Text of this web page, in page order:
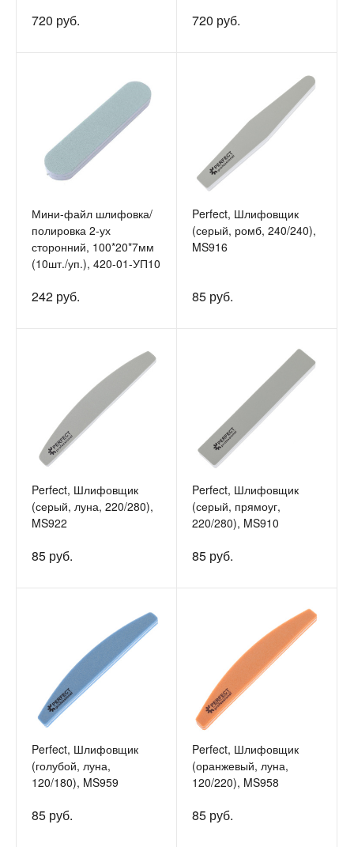
720 руб. 720 руб.
Мини-файл шлифовка/
полировка 2-ух
сторонний, 100*20*7мм
(10шт./уп.), 420-01-УП10
242 руб.
Perfect, Шлифовщик
(серый, ромб, 240/240),
MS916
85 руб.
Perfect, Шлифовщик
(серый, луна, 220/280),
MS922
85 руб.
Perfect, Шлифовщик
(серый, прямоуг,
220/280), MS910
85 руб.
Perfect, Шлифовщик
(голубой, луна,
120/180), MS959
85 руб.
Perfect, Шлифовщик
(оранжевый, луна,
120/220), MS958
85 руб.